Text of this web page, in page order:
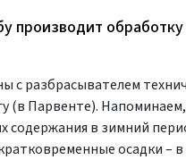
производит
с разбрасывателем
(в Парвенте).
содержания в зимний
осадки –